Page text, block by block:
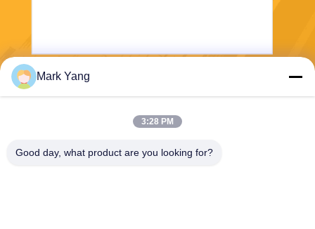
Mark Yang
3:28 PM
Good day, what product are you looking for?